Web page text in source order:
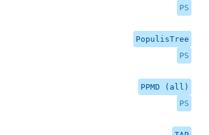
PS
PopulisTree
PS
PPMD (all)
PS